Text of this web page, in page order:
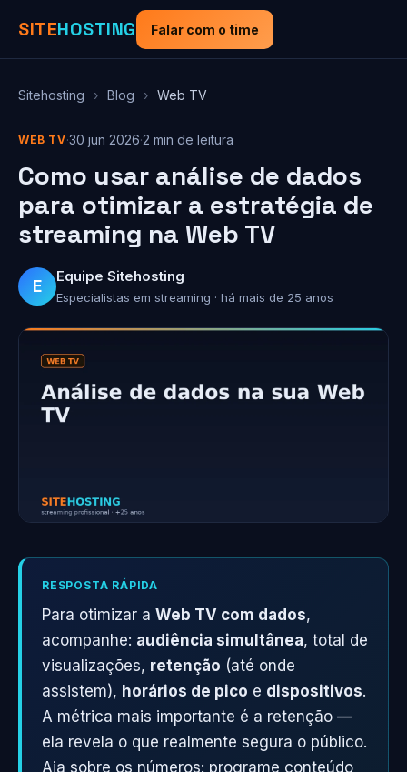
SITEHOSTING Falar com o time
Sitehosting › Blog › Web TV
WEB TV·30 jun 2026·2 min de leitura
Como usar análise de dados
para otimizar a estratégia de
streaming na Web TV
E
Equipe Sitehosting
Especialistas em streaming · há mais de 25 anos
RESPOSTA RÁPIDA
Para otimizar a Web TV com dados,
acompanhe: audiência simultânea, total de
visualizações, retenção (até onde
assistem), horários de pico e dispositivos.
A métrica mais importante é a retenção —
ela revela o que realmente segura o público.
Aja sobre os números: programe conteúdo